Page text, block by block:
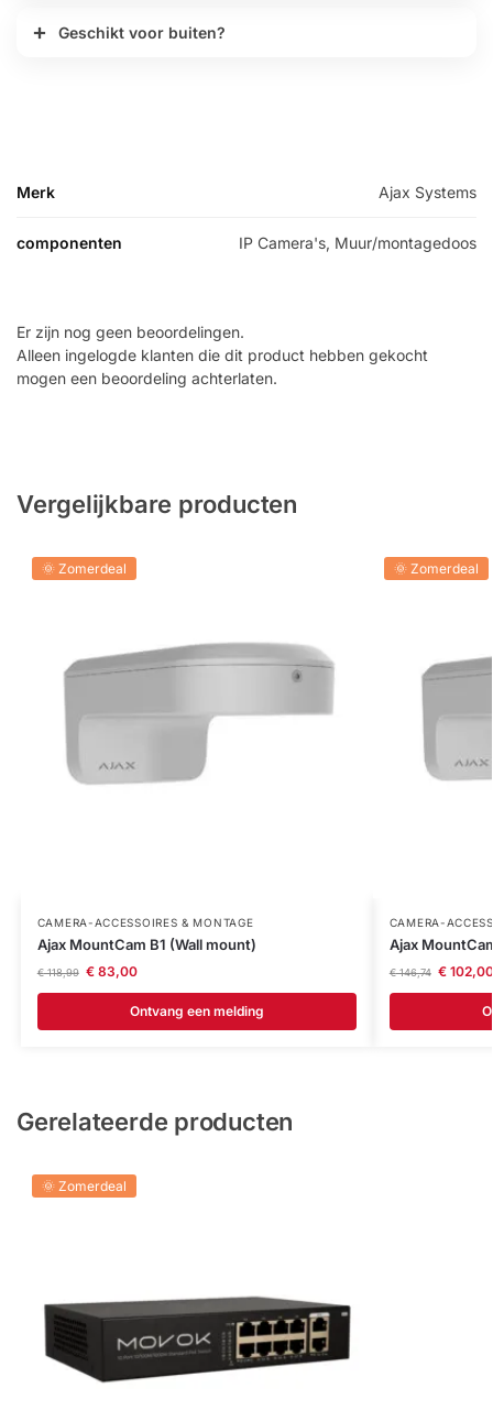
Geschikt voor buiten?
Merk Ajax Systems
componenten IP Camera's, Muur/montagedoos
Er zijn nog geen beoordelingen.
Alleen ingelogde klanten die dit product hebben gekocht
mogen een beoordeling achterlaten.
Vergelijkbare producten
🌞 Zomerdeal
CAMERA-ACCESSOIRES & MONTAGE
Ajax MountCam B1 (Wall mount)
€118,99 €83,00
Ontvang een melding
🌞 Zomerdeal
CAMERA-
Ajax
€146,74 €102,00
Gerelateerde producten
🌞 Zomerdeal